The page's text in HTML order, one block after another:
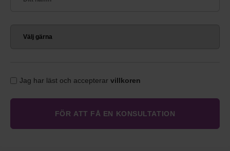
Jag har läst och accepterar villkoren